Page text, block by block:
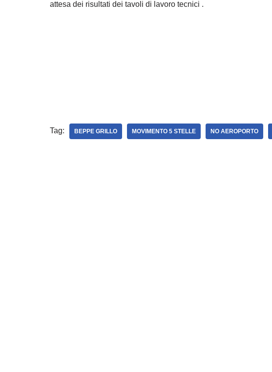
attesa dei risultati dei tavoli di lavoro tecnici .
Tag: BEPPE GRILLO MOVIMENTO 5 STELLE NO AEROPORTO